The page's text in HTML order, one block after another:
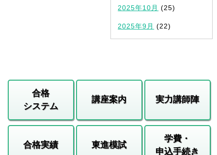
2025年10月 (25)
2025年9月 (22)
合格
システム
講座案内 実力講師陣
合格実績 東進模試
学費・
申込手続き